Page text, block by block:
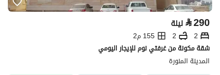
⃁290 ليلة
2
2
155 م2
شقة مكونة من غرفتي نوم للإيجار اليومي
المدينة المنورة